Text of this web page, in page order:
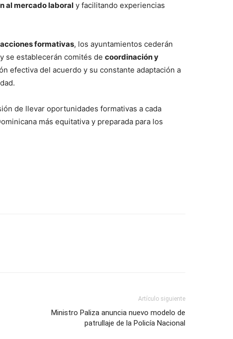
al mercado laboral y facilitando experiencias
acciones formativas, los ayuntamientos cederán
se establecerán comités de coordinación y
efectiva del acuerdo y su constante adaptación a
de llevar oportunidades formativas a cada
más equitativa y preparada para los
Artículo siguiente
Ministro Paliza anuncia nuevo modelo de
patrullaje de la Policía Nacional